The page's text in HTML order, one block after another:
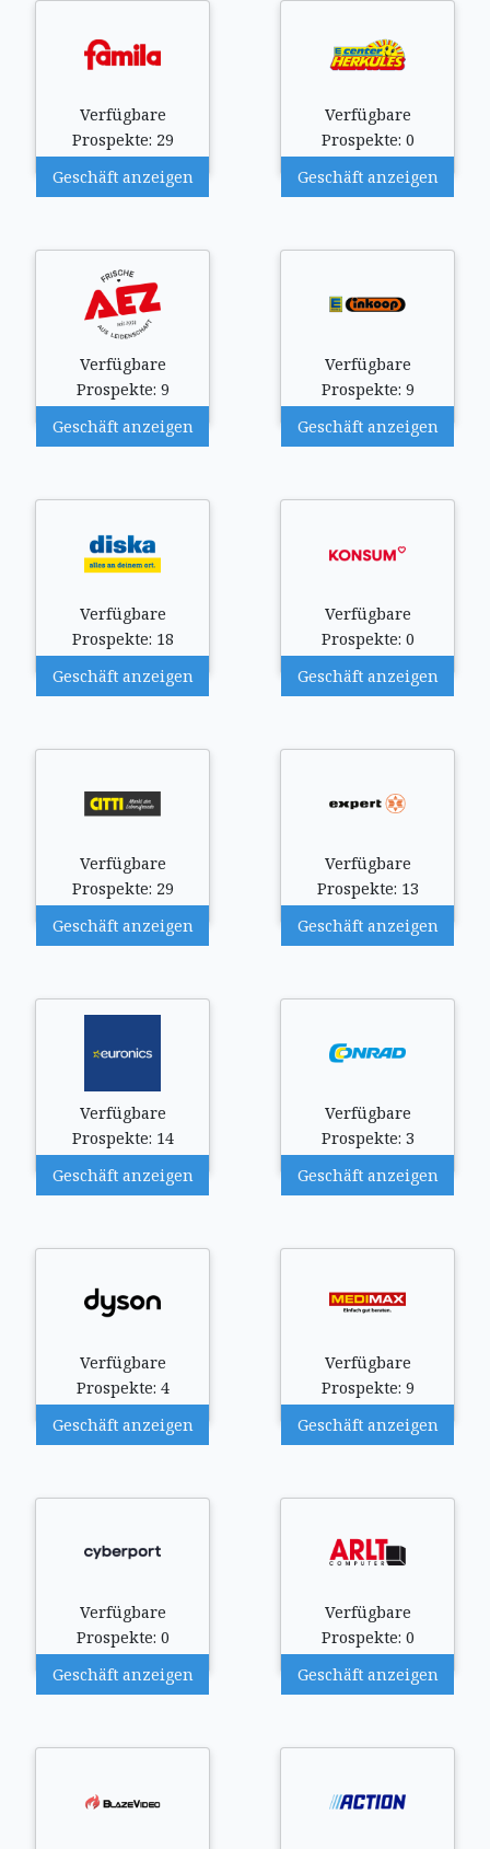
Verfügbare
Prospekte: 29
Geschäft anzeigen
Verfügbare
Prospekte: 0
Geschäft anzeigen
Verfügbare
Prospekte: 9
Geschäft anzeigen
Verfügbare
Prospekte: 9
Geschäft anzeigen
Verfügbare
Prospekte: 18
Geschäft anzeigen
Verfügbare
Prospekte: 0
Geschäft anzeigen
Verfügbare
Prospekte: 29
Geschäft anzeigen
Verfügbare
Prospekte: 13
Geschäft anzeigen
Verfügbare
Prospekte: 14
Geschäft anzeigen
Verfügbare
Prospekte: 3
Geschäft anzeigen
Verfügbare
Prospekte: 4
Geschäft anzeigen
Verfügbare
Prospekte: 9
Geschäft anzeigen
Verfügbare
Prospekte: 0
Geschäft anzeigen
Verfügbare
Prospekte: 0
Geschäft anzeigen